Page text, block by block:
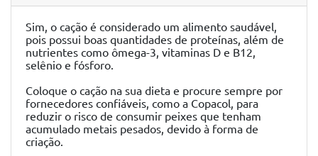
Sim, o cação é considerado um alimento saudável,
pois possui boas quantidades de proteínas, além de
nutrientes como ômega-3, vitaminas D e B12,
selênio e fósforo.
Coloque o cação na sua dieta e procure sempre por
fornecedores confiáveis, como a Copacol, para
reduzir o risco de consumir peixes que tenham
acumulado metais pesados, devido à forma de
criação.